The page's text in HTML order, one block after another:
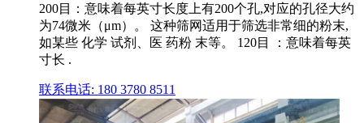
200目：意味着每英寸长度上有200个孔,对应的孔径大约
为74微米（μm）。 这种筛网适用于筛选非常细的粉末,
如某些 化学 试剂、医 药粉 末等。 120目 ：意味着每英
寸长 .
联系电话: 180 3780 8511